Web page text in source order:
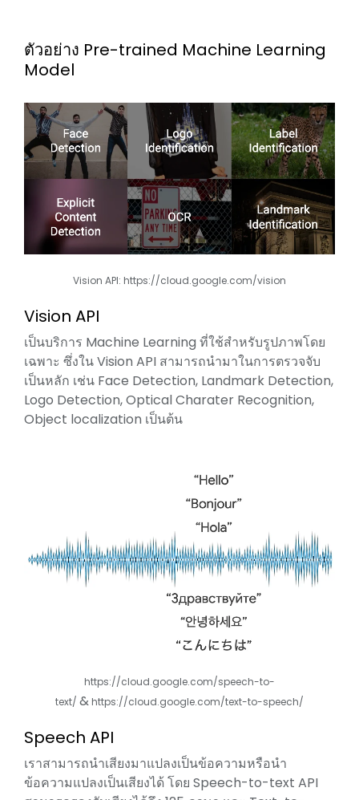
ตัวอย่าง Pre-trained Machine Learning
Model
Vision API: https://cloud.google.com/vision
Vision API
เป็นบริการ Machine Learning ที่ใช้สำหรับรูปภาพโดย
เฉพาะ ซึ่งใน Vision API สามารถนำมาในการตรวจจับ
เป็นหลัก เช่น Face Detection, Landmark Detection,
Logo Detection, Optical Charater Recognition,
Object localization เป็นต้น
https://cloud.google.com/speech-to-
text/ & https://cloud.google.com/text-to-speech/
Speech API
เราสามารถนำเสียงมาแปลงเป็นข้อความหรือนำ
ข้อความแปลงเป็นเสียงได้ โดย Speech-to-text API